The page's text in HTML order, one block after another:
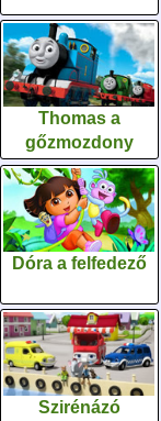
Thomas a
gőzmozdony
Dóra a felfedező
Szirénázó